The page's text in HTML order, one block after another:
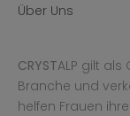
Über Uns
CRYSTALP gilt
Branche und
helfen Frauen